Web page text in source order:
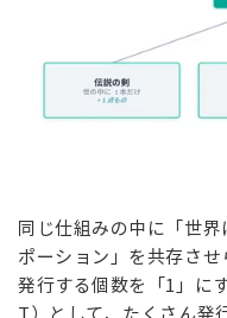
同じ仕組みの中に「世
ポーション」を共存させ
発行する個数を「1」に